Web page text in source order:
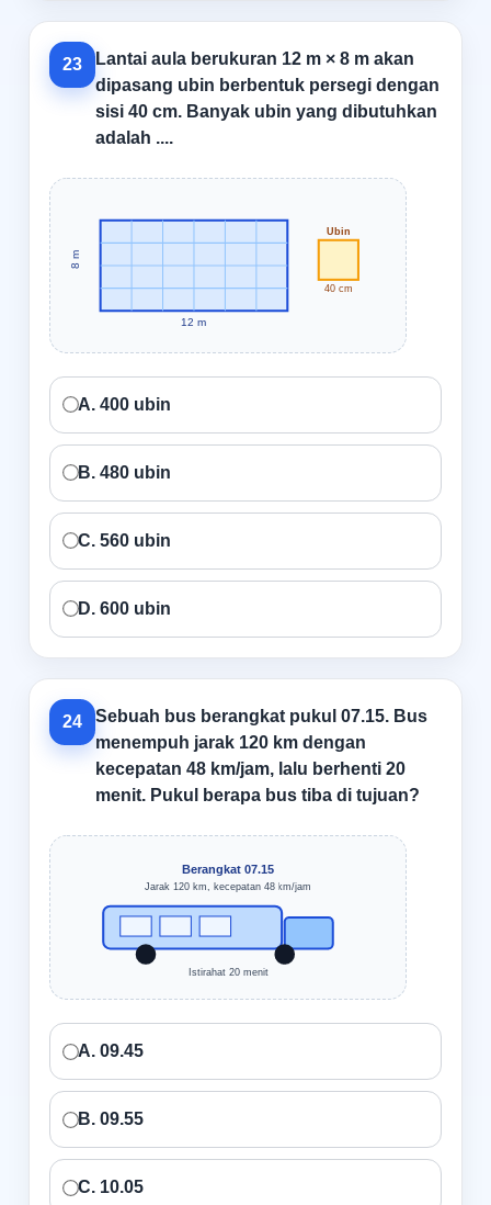
23
Lantai aula berukuran 12 m × 8 m akan
dipasang ubin berbentuk persegi dengan
sisi 40 cm. Banyak ubin yang dibutuhkan
adalah ....
12 m
8 m
40 cm
Ubin
A. 400 ubin
B. 480 ubin
C. 560 ubin
D. 600 ubin
24
Sebuah bus berangkat pukul 07.15. Bus
menempuh jarak 120 km dengan
kecepatan 48 km/jam, lalu berhenti 20
menit. Pukul berapa bus tiba di tujuan?
Berangkat 07.15
Jarak 120 km, kecepatan 48 km/jam
Istirahat 20 menit
A. 09.45
B. 09.55
C. 10.05